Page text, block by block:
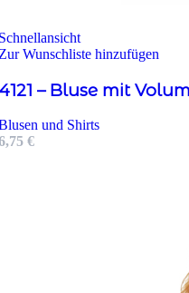
Wunschliste hinzufügen
– Bluse mit
und Shirts
€